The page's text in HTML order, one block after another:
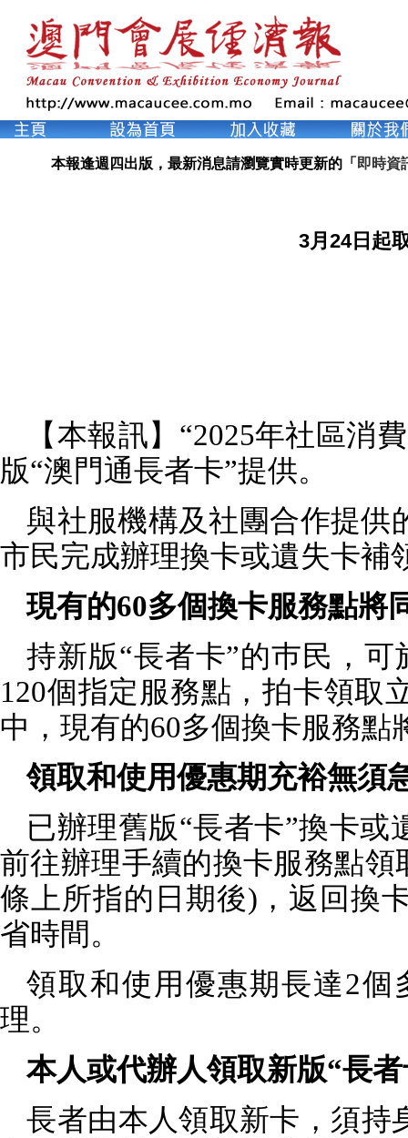
本報逢週四出版，最新消息請瀏覽實時更新的「 即時資
3月24日起
【本報訊】“2025年社區消
版“澳門通長者卡”提供。
與社服機構及社團合作提供
市民完成辦理換卡或遺失卡補
現有的60多個換卡服務點將
持新版“長者卡”的巿民，可
120個指定服務點，拍卡領取
中，現有的60多個換卡服務點
領取和使用優惠期充裕無須
已辦理舊版“長者卡”換卡
前往辦理手續的換卡服務點領
條上所指的日期後) ，返回換
省時間。
領取和使用優惠期長達2個
理。
本人或代辦人領取新版“長
長者由本人領取新卡，須持